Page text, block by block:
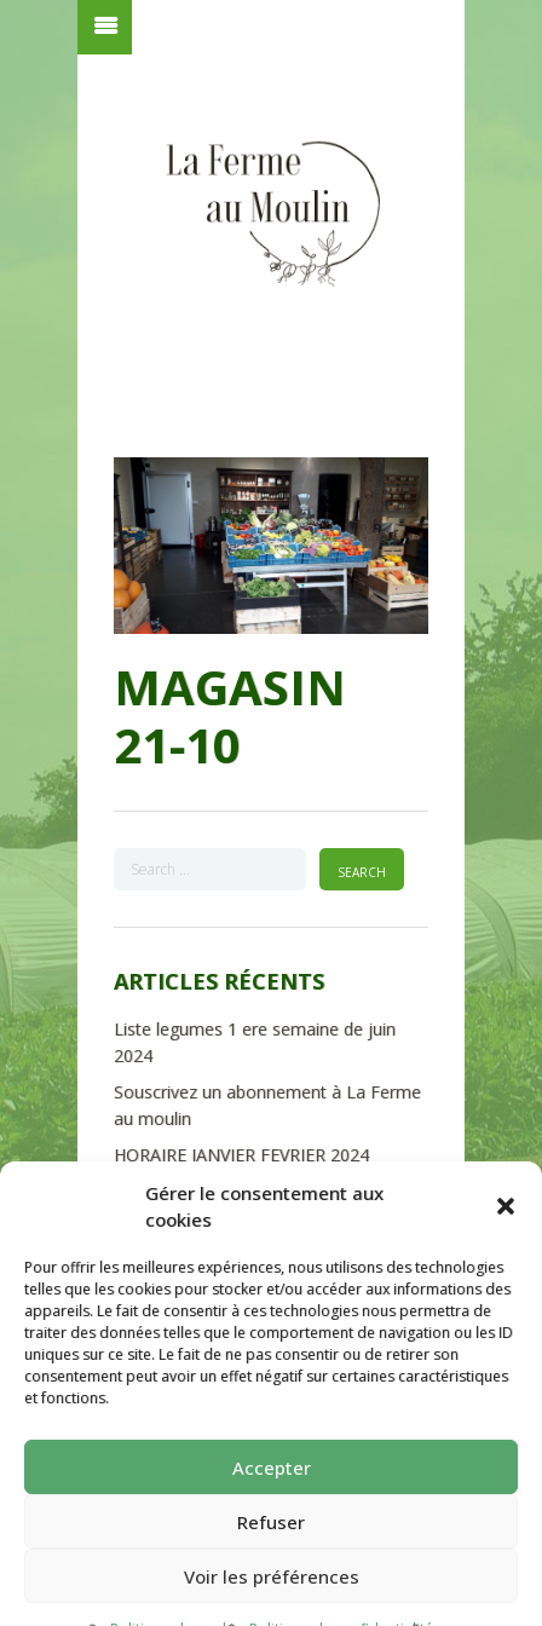
Gérer le consentement aux
cookies
Pour offrir les meilleures expériences, nous utilisons des technologies
telles que les cookies pour stocker et/ou accéder aux informations des
appareils. Le fait de consentir à ces technologies nous permettra de
traiter des données telles que le comportement de navigation ou les ID
uniques sur ce site. Le fait de ne pas consentir ou de retirer son
consentement peut avoir un effet négatif sur certaines caractéristiques
et fonctions.
Accepter
Refuser
Voir les préférences
MAGASIN
21-10
ARTICLES RÉCENTS
Liste legumes 1 ere semaine de juin
2024
Souscrivez un abonnement à La Ferme
au moulin
HORAIRE JANVIER FEVRIER 2024
Soutien de La Province de Liège
JOURNEE PORTES OUVERTES
CATÉGORIES
La ferme Au Moulin 2026 - Tous droits
réservés